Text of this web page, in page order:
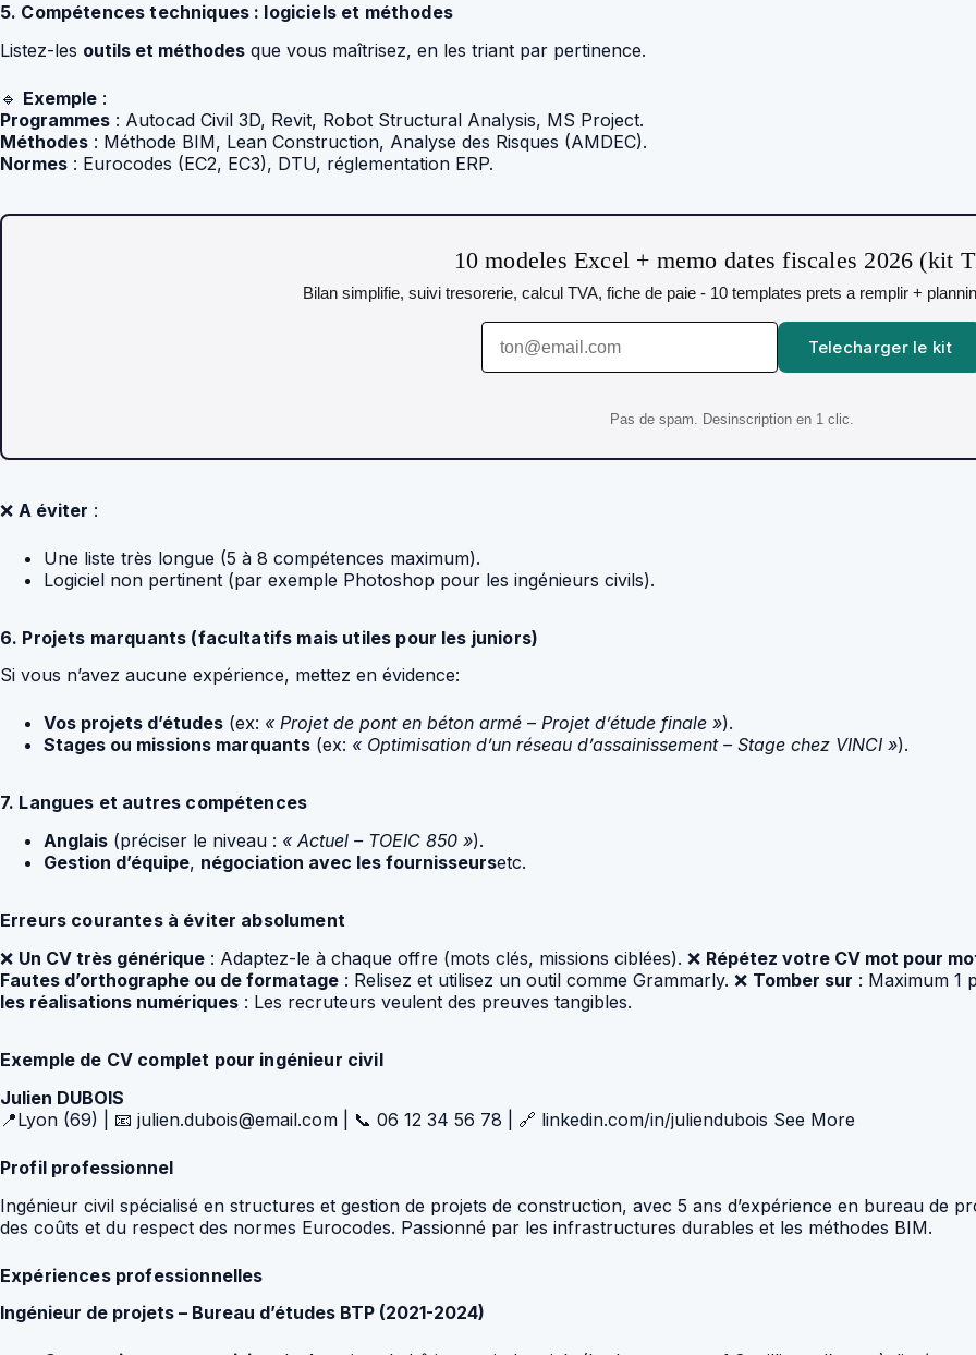
5. Compétences techniques : logiciels et méthodes
Listez-les outils et méthodes que vous maîtrisez, en les triant par pertinence.
🔹 Exemple :
Programmes : Autocad Civil 3D, Revit, Robot Structural Analysis, MS Project.
Méthodes : Méthode BIM, Lean Construction, Analyse des Risques (AMDEC).
Normes : Eurocodes (EC2, EC3), DTU, réglementation ERP.
10 modeles Excel + memo dates fiscales 2026 (kit
Bilan simplifie, suivi tresorerie, calcul TVA, fiche de paie - 10 templates prets a remplir +
Telecharger le kit
Pas de spam. Desinscription en 1 clic.
❌ A éviter :
Une liste très longue (5 à 8 compétences maximum).
Logiciel non pertinent (par exemple Photoshop pour les ingénieurs civils).
6. Projets marquants (facultatifs mais utiles pour les juniors)
Si vous n’avez aucune expérience, mettez en évidence:
Vos projets d’études (ex: « Projet de pont en béton armé – Projet d’étude finale »).
Stages ou missions marquants (ex: « Optimisation d’un réseau d’assainissement – ​​Stage chez VINCI »).
7. Langues et autres compétences
Anglais (préciser le niveau : « Actuel – TOEIC 850 »).
Gestion d’équipe, négociation avec les fournisseursetc.
Erreurs courantes à éviter absolument
❌ Un CV très générique : Adaptez-le à chaque offre (mots clés, missions ciblées). ❌ Répétez votre CV mot pour
Fautes d’orthographe ou de formatage : Relisez et utilisez un outil comme Grammarly. ❌ Tomber sur : Maximum 1
les réalisations numériques : Les recruteurs veulent des preuves tangibles.
Exemple de CV complet pour ingénieur civil
Julien DUBOIS
📍Lyon (69) | 📧 julien.dubois@email.com | 📞 06 12 34 56 78 | 🔗 linkedin.com/in/juliendubois See More
Profil professionnel
Ingénieur civil spécialisé en structures et gestion de projets de construction, avec 5 ans d’expérience en bureau de
des coûts et du respect des normes Eurocodes. Passionné par les infrastructures durables et les méthodes BIM.
Expériences professionnelles
Ingénieur de projets – Bureau d’études BTP (2021-2024)